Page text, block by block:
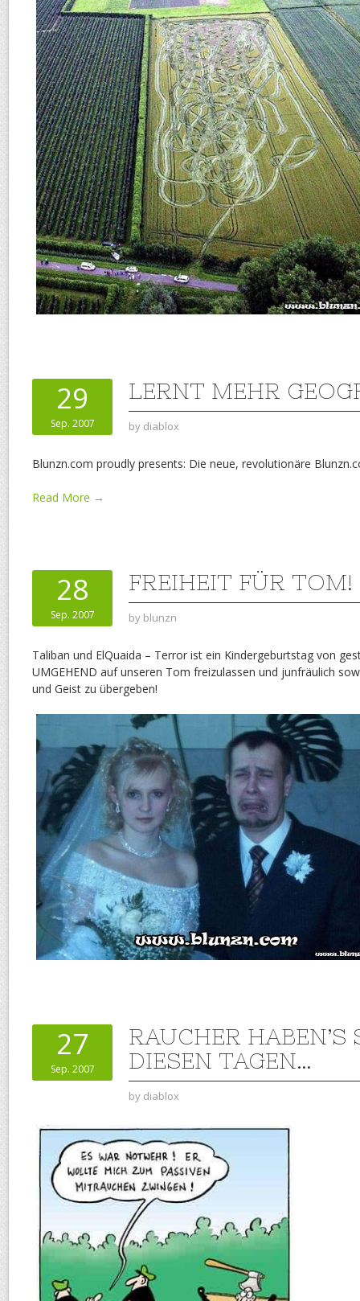
29
Sep. 2007
LERNT MEHR
by diablox
Blunzn.com proudly presents: Die neue, revolutionäre
Read More →
28
Sep. 2007
FREIHEIT FÜR TOM!
by blunzn
Taliban und ElQuaida – Terror ist ein Kindergeburtstag von
UMGEHEND auf unseren Tom freizulassen und junfräulich
und Geist zu übergeben!
27
Sep. 2007
RAUCHER HABEN’S
DIESEN TAGEN…
by diablox